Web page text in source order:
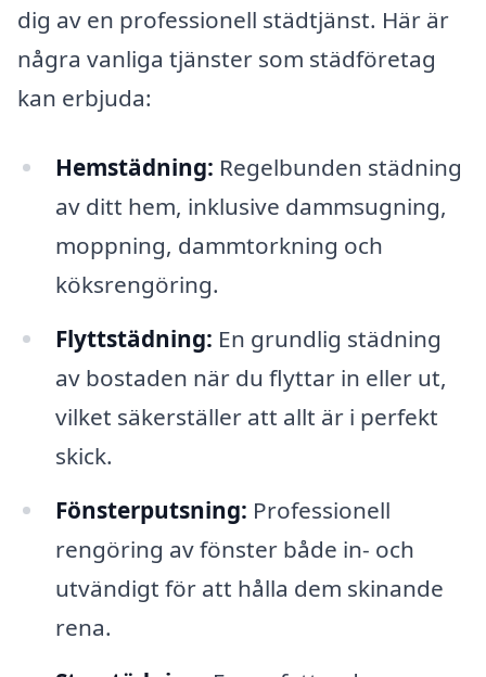
dig av en professionell städtjänst. Här är
några vanliga tjänster som städföretag
kan erbjuda:
Hemstädning: Regelbunden städning
av ditt hem, inklusive dammsugning,
moppning, dammtorkning och
köksrengöring.
Flyttstädning: En grundlig städning
av bostaden när du flyttar in eller ut,
vilket säkerställer att allt är i perfekt
skick.
Fönsterputsning: Professionell
rengöring av fönster både in- och
utvändigt för att hålla dem skinande
rena.